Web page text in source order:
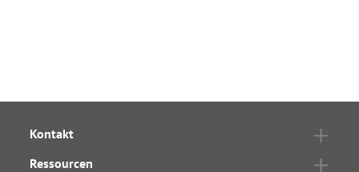
Kontakt
Ressourcen